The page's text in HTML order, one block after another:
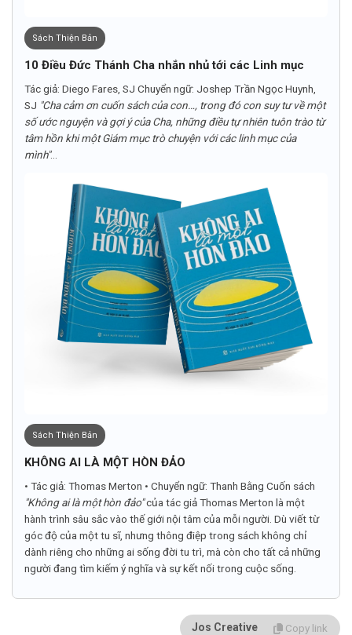
Sách Thiện Bản
10 Điều Đức Thánh Cha nhắn nhủ tới các Linh mục
Tác giả: Diego Fares, SJ Chuyển ngữ: Joshep Trần Ngọc Huynh,
SJ "Cha cảm ơn cuốn sách của con…, trong đó con suy tư về một
số ước nguyện và gợi ý của Cha, những điều tự nhiên tuôn trào từ
tâm hồn khi một Giám mục trò chuyện với các linh mục của
mình"...
Sách Thiện Bản
KHÔNG AI LÀ MỘT HÒN ĐẢO
• Tác giả: Thomas Merton • Chuyển ngữ: Thanh Bằng Cuốn sách
"Không ai là một hòn đảo"của tác giả Thomas Merton là một
hành trình sâu sắc vào thế giới nội tâm của mỗi người. Dù viết từ
góc độ của một tu sĩ, nhưng thông điệp trong sách không chỉ
dành riêng cho những ai sống đời tu trì, mà còn cho tất cả những
người đang tìm kiếm ý nghĩa và sự kết nối trong cuộc sống.
Jos Creative Copy link